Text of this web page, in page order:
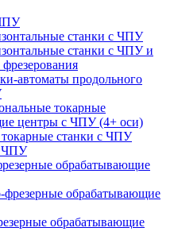
станки с ЧПУ
станки с ЧПУ и
автоматы продольного
токарные
центры с ЧПУ (4+ оси)
станки с ЧПУ
ЧПУ
обрабатывающие
фрезерные обрабатывающие
обрабатывающие